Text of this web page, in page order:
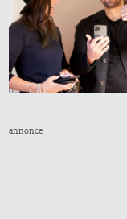
annonce